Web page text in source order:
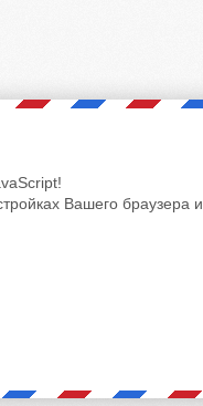
Вашего браузера и